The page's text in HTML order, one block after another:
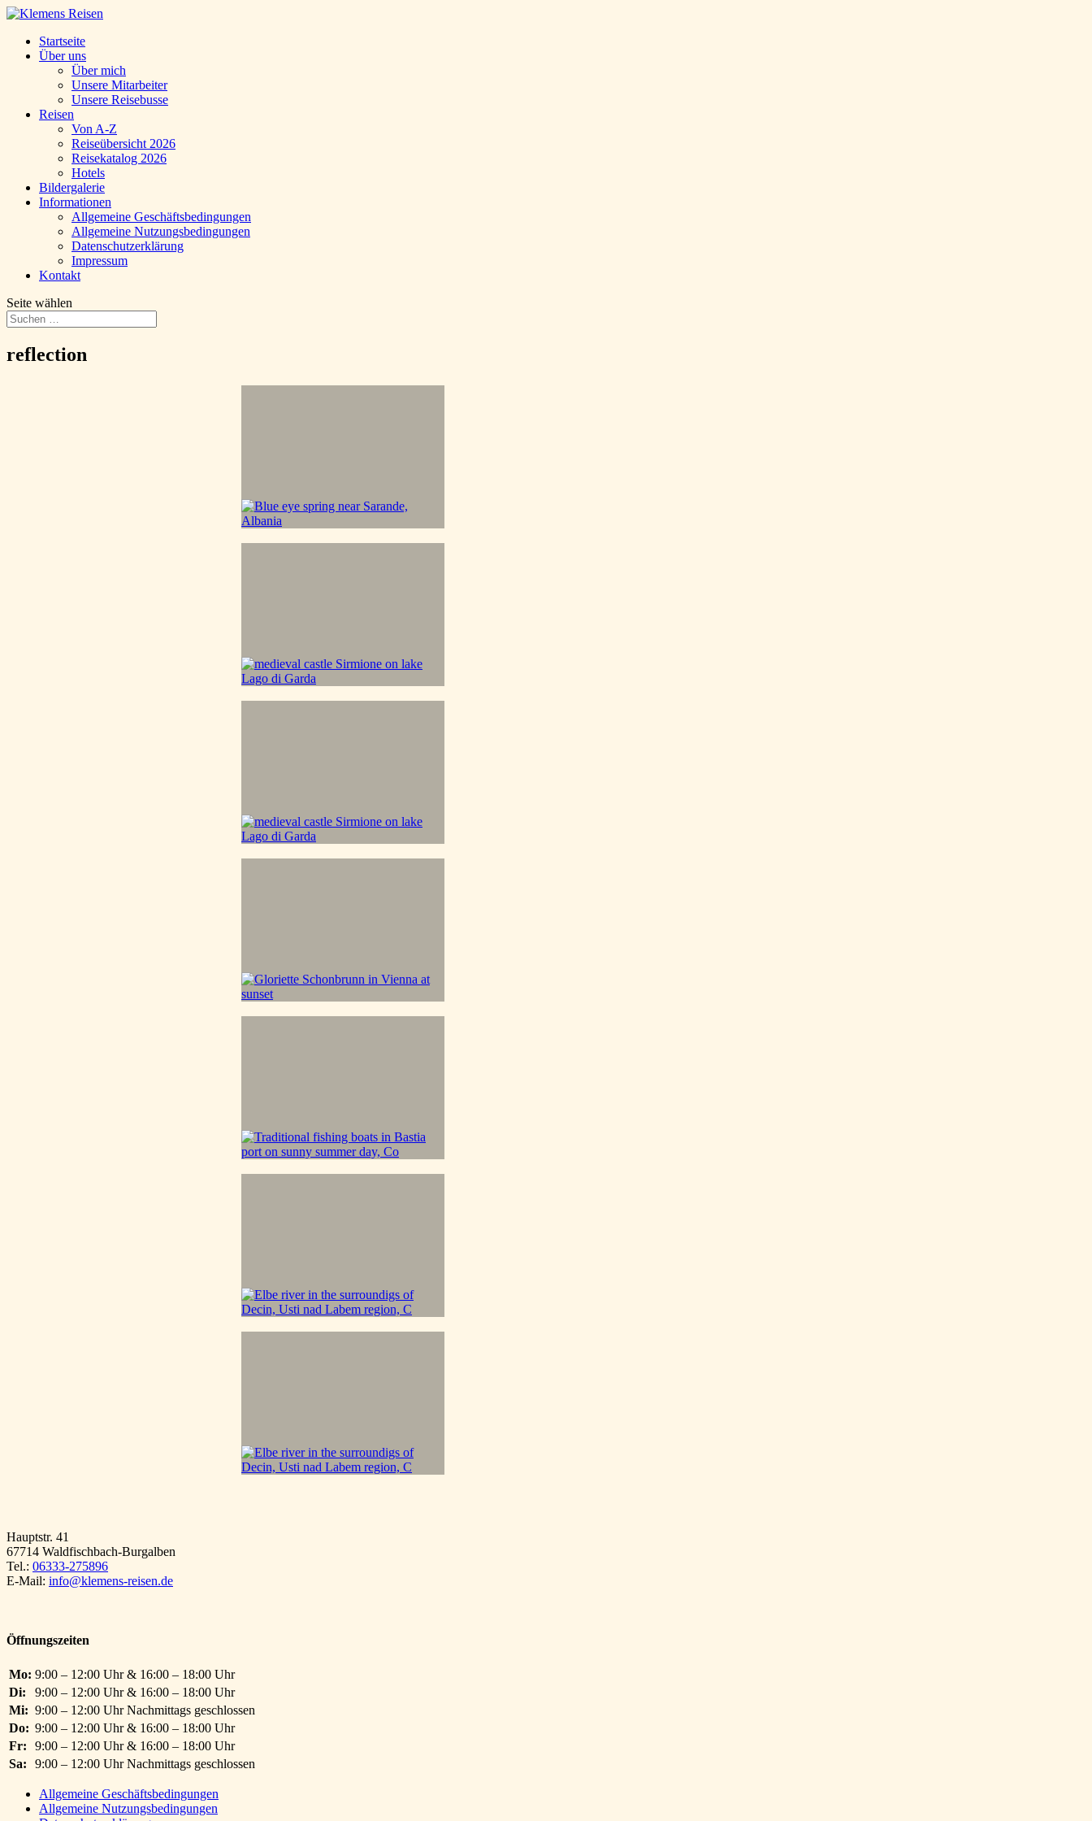
Startseite
Über uns
Über mich
Unsere Mitarbeiter
Unsere Reisebusse
Reisen
Von A-Z
Reiseübersicht 2026
Reisekatalog 2026
Hotels
Bildergalerie
Informationen
Allgemeine Geschäftsbedingungen
Allgemeine Nutzungsbedingungen
Datenschutzerklärung
Impressum
Kontakt
Seite wählen
reflection
Hauptstr. 41
67714 Waldfischbach-Burgalben
Tel.: 06333-275896
E-Mail: info@klemens-reisen.de
Öffnungszeiten
Mo: 9:00 – 12:00 Uhr & 16:00 – 18:00 Uhr
Di:
9:00 – 12:00 Uhr & 16:00 – 18:00 Uhr
Mi: 9:00 – 12:00 Uhr Nachmittags geschlossen
Do: 9:00 – 12:00 Uhr & 16:00 – 18:00 Uhr
Fr:
9:00 – 12:00 Uhr & 16:00 – 18:00 Uhr
Sa:
9:00 – 12:00 Uhr Nachmittags geschlossen
Allgemeine Geschäftsbedingungen
Allgemeine Nutzungsbedingungen